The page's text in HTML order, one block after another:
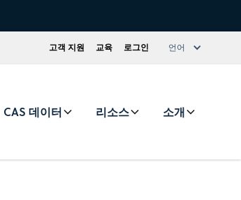
고객 지원 교육 로그인 언어
CAS 데이터 리소스 소개